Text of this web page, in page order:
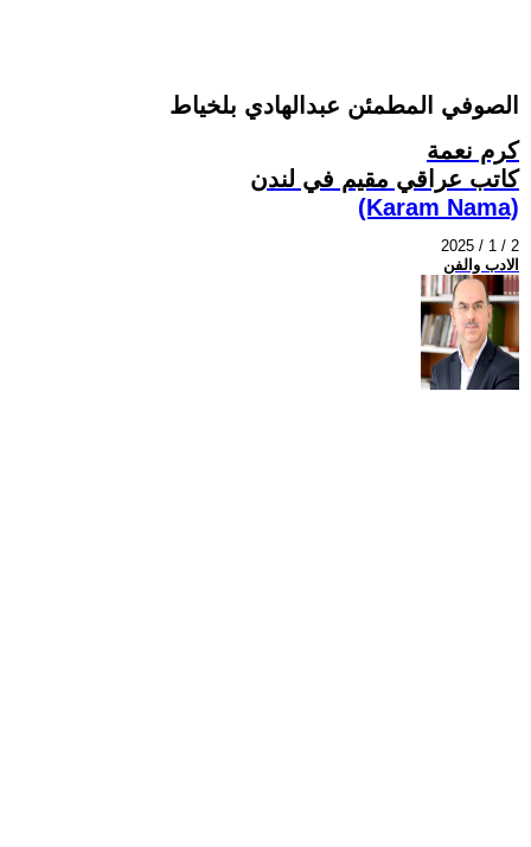
الصوفي المطمئن عبدالهادي بلخياط
كرم نعمة
كاتب عراقي مقيم في لندن
(Karam Nama)
2025 / 1 / 2
الادب والفن